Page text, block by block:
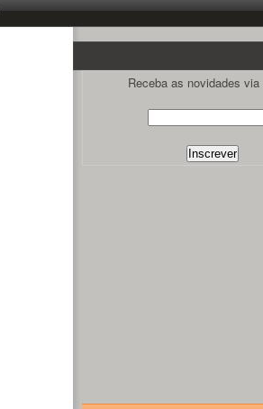
Receba as novidades via